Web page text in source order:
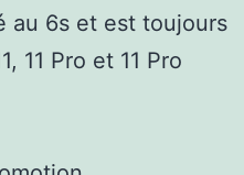
au 6s et est toujours
11 Pro et 11 Pro